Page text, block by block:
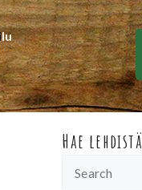
Hae lehdistä